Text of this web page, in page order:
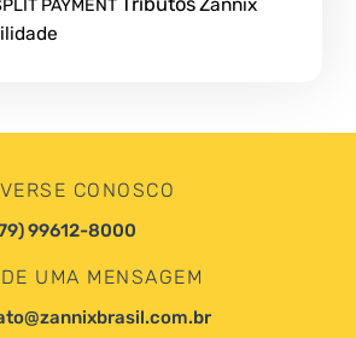
PAYMENT
CONOSCO
99612-8000
UMA MENSAGEM